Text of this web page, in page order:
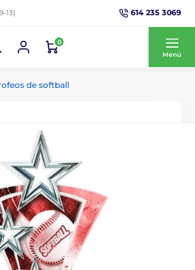
13) 614 235 3069
0
Menú
de softball